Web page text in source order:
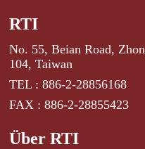
RTI
No. 55, Beian Road,
104, Taiwan
TEL : 886-2-28856168
FAX : 886-2-28855423
Über RTI